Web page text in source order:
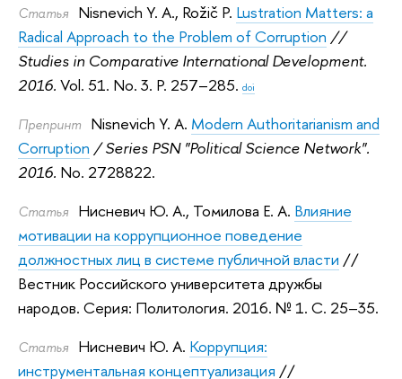
Статья Nisnevich Y. A., Rožič P. Lustration Matters: a
Radical Approach to the Problem of Corruption //
Studies in Comparative International Development.
2016. Vol. 51. No. 3. P. 257–285. doi
Препринт Nisnevich Y. A. Modern Authoritarianism and
Corruption / Series PSN "Political Science Network".
2016. No. 2728822.
Статья Нисневич Ю. А., Томилова Е. А. Влияние
мотивации на коррупционное поведение
должностных лиц в системе публичной власти //
Вестник Российского университета дружбы
народов. Серия: Политология. 2016. № 1. С. 25–35.
Статья Нисневич Ю. А. Коррупция:
инструментальная концептуализация //